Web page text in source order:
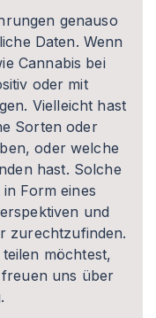
genauso
Daten. Wenn
Cannabis bei
oder mit
Vielleicht hast
Sorten oder
oder welche
hast. Solche
Form eines
und
zurechtzufinden.
möchtest,
uns über